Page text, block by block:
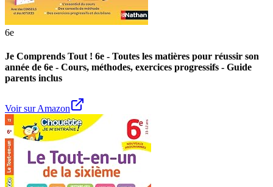
6e
Je Comprends Tout ! 6e - Toutes les matières pour réussir son
année de 6e - Cours, méthodes, exercices progressifs - Guide
parents inclus
Voir sur Amazon